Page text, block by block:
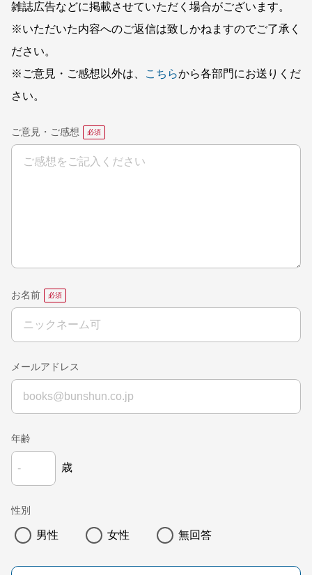
雑誌広告などに掲載させていただく場合がございます。
※いただいた内容へのご返信は致しかねますのでご了承く
ださい。
※ご意見・ご感想以外は、
こちらから各部門にお送りくだ
さい。
ご意見・ご感想
お名前
メールアドレス
年齢
歳
性別
男性 女性 無回答